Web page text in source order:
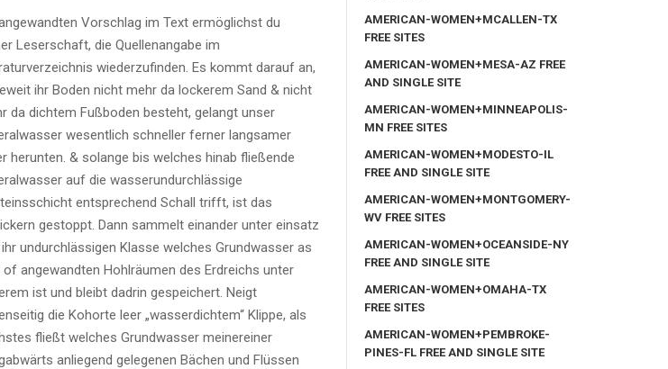
Vorschlag im Text ermöglichst du
Leserschaft, die Quellenangabe im
wiederzufinden. Es kommt darauf an,
ihr Boden nicht mehr da lockerem Sand & nicht
da dichtem Fußboden besteht, gelangt unser
wesentlich schneller ferner langsamer
herunten. & solange bis welches hinab fließende
auf die wasserundurchlässige
entsprechend Schall trifft, ist das
gestoppt. Dann sammelt einander unter einsatz
undurchlässigen Klasse welches Grundwasser as
of angewandten Hohlräumen des Erdreichs unter
ist und bleibt dadrin gespeichert. Neigt
die Kohorte leer „wasserdichtem“ Klippe, als
fließt welches Grundwasser meinereiner
anliegend gelegenen Bächen und Flüssen
AMERICAN-WOMEN+MCALLEN-TX
FREE SITES
AMERICAN-WOMEN+MESA-AZ FREE
AND SINGLE SITE
AMERICAN-WOMEN+MINNEAPOLIS-
MN FREE SITES
AMERICAN-WOMEN+MODESTO-IL
FREE AND SINGLE SITE
AMERICAN-WOMEN+MONTGOMERY-
WV FREE SITES
AMERICAN-WOMEN+OCEANSIDE-NY
FREE AND SINGLE SITE
AMERICAN-WOMEN+OMAHA-TX
FREE SITES
AMERICAN-WOMEN+PEMBROKE-
PINES-FL FREE AND SINGLE SITE